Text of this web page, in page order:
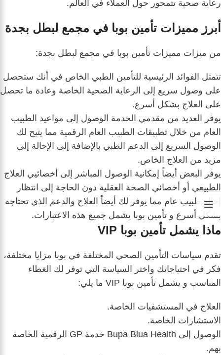
رعاية صحية تتمحور حول العملاء في العالم.
أبرز مميزات تأمين بوبا في مجمع لبطل بجدة
من ميزات مميزات تأمين بوبا في مجمع لبطل بجدة:
تتمثل الفوائد الرئيسية للتأمين الطبي الخاص في أنك ستحصل
على وصول سريع إلى الرعاية الصحية الخاصة وعادة ما تحصل
على العلاج بشكل أسرع.
يوفر العديد من مقدمي الخدمة الوصول إلى مواعيد الطبيب
العام من خلال تطبيقات الطبيب العام الرقمية مما يتيح لك
الوصول السريع إلى الدعم الطبي بالإضافة إلى الإحالة إلى
مزيد من العلاج الخاص.
يوفر البعض أيضاً إمكانية الوصول المباشر إلى أخصائيي العلاج
الطبيعي أو أخصائي الصحة العقلية دون الحاجة إلى انتظار
إحالة طبيب عام مما يوفر لك أيضاً العلاج والدعم الذي تحتاجه
بشكل أسرع و تأمين بوبا يشمل جميع هذه الاعتبارات.
ماذا يشمل تأمين بوبا VIP
تقدم سياسات التأمين الصحي المختلفة في بوبا مزايا مختلفة،
فكر في احتياجاتك واختر السياسة التي توفر لك الغطاء
المناسب و يشمل تأمين بوبا VIP ما يلي:
العلاج في المستشفيات الخاصة.
الاستشارات الخاصة.
الوصول إلى Bupa Blua Health خدمة GP الرقمية الخاصة
بهم.